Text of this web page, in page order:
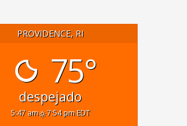
PROVIDENCE, RI
75°
despejado
5:47 am 7:54 pm EDT